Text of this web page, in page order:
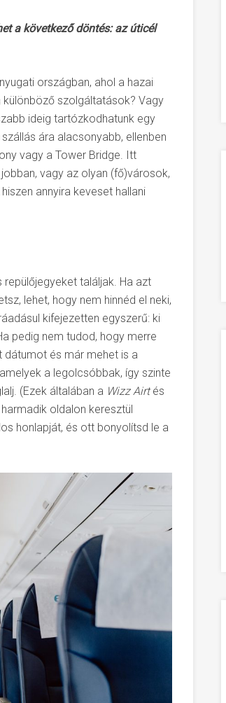
a következő döntés: az úticél
országban, ahol a hazai
szolgáltatások? Vagy
ideig tartózkodhatunk egy
ára alacsonyabb, ellenben
vagy a Tower Bridge. Itt
vagy az olyan (fő)városok,
annyira keveset hallani
találjak. Ha azt
lehet, hogy nem hinnéd el neki,
kifejezetten egyszerű: ki
pedig nem tudod, hogy merre
dátumot és már mehet is a
a legolcsóbbak, így szinte
(Ezek általában a Wizz Airtés
oldalon keresztül
honlapját, és ott bonyolítsd le a